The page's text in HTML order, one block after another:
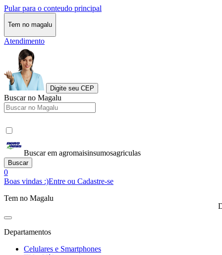
Pular para o conteudo principal
Tem no magalu
Atendimento
Digite seu CEP
Buscar no Magalu
Buscar em agromaisinsumosagriculas
Buscar
0
Boas vindas :)Entre ou Cadastre-se
Tem no Magalu
Departamentos
Celulares e Smartphones